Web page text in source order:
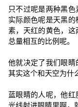
只不过呢是两种黑
实际颜色呢是天黑
素，天红的黄色，
总量相互的比例呢。
他就决定了我们眼睛
其实这个和天空为什
蓝眼睛的人呢，他
光线射进眼睛里啊，